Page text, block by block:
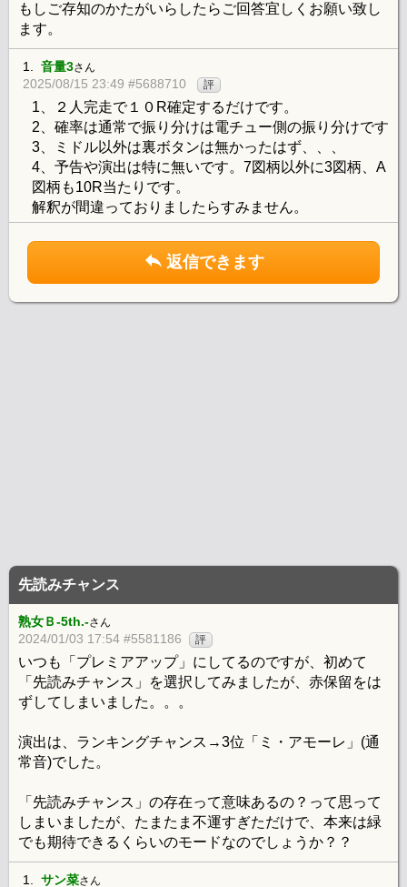
もしご存知のかたがいらしたらご回答宜しくお願い致し
ます。
1. 音量3さん
2025/08/15 23:49 #5688710 評
1、２人完走で１０R確定するだけです。
2、確率は通常で振り分けは電チュー側の振り分けです
3、ミドル以外は裏ボタンは無かったはず、、、
4、予告や演出は特に無いです。7図柄以外に3図柄、A
図柄も10R当たりです。
解釈が間違っておりましたらすみません。
返信できます
先読みチャンス
熟女Ｂ-5th.-さん
2024/01/03 17:54 #5581186 評
いつも「プレミアアップ」にしてるのですが、初めて
「先読みチャンス」を選択してみましたが、赤保留をは
ずしてしまいました。。。
演出は、ランキングチャンス→3位「ミ・アモーレ」(通
常音)でした。
「先読みチャンス」の存在って意味あるの？って思って
しまいましたが、たまたま不運すぎただけで、本来は緑
でも期待できるくらいのモードなのでしょうか？？
1. サン菜さん